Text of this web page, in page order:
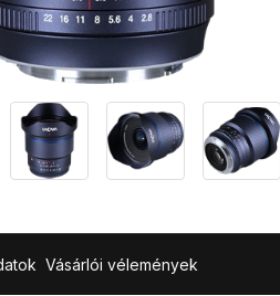
Vásárlói vélemények